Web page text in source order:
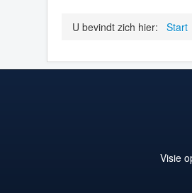
U bevindt zich hier: Start
Visie